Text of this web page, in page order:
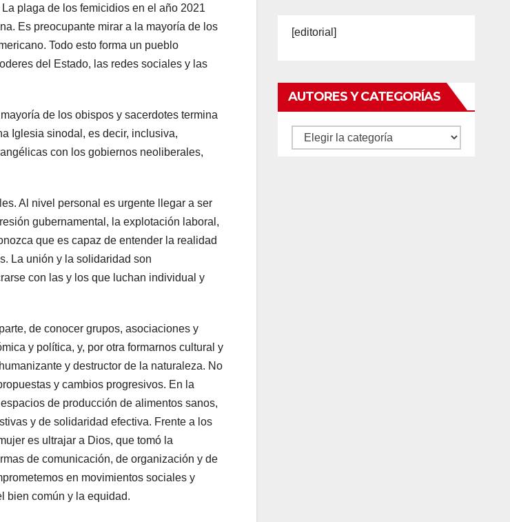
plaga de los femicidios en el año 2021
Es preocupante mirar a la mayoría de los
Todo esto forma un pueblo
del Estado, las redes sociales y las
de los obispos y sacerdotes termina
Iglesia sinodal, es decir, inclusiva,
con los gobiernos neoliberales,
Al nivel personal es urgente llegar a ser
gubernamental, la explotación laboral,
que es capaz de entender la realidad
La unión y la solidaridad son
con las y los que luchan individual y
de conocer grupos, asociaciones y
y política, y, por otra formarnos cultural y
y destructor de la naturaleza. No
y cambios progresivos. En la
de producción de alimentos sanos,
y de solidaridad efectiva. Frente a los
es ultrajar a Dios, que tomó la
de comunicación, de organización y de
en movimientos sociales y
bien común y la equidad.
[editorial]
AUTORES Y CATEGORÍAS
Autores